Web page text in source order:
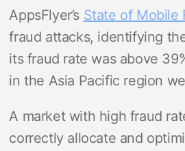
AppsFlyer’s State of Mobile
fraud attacks, identifying
its fraud rate was above
in the Asia Pacific region
A market with high fraud
correctly allocate and